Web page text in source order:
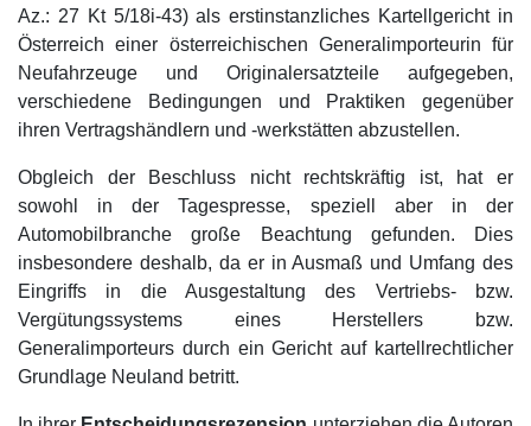
Az.: 27 Kt 5/18i-43) als erstinstanzliches Kartellgericht in
Österreich einer österreichischen Generalimporteurin für
Neufahrzeuge und Originalersatzteile aufgegeben,
verschiedene Bedingungen und Praktiken gegenüber
ihren Vertragshändlern und -werkstätten abzustellen.
Obgleich der Beschluss nicht rechtskräftig ist, hat er
sowohl in der Tagespresse, speziell aber in der
Automobilbranche große Beachtung gefunden. Dies
insbesondere deshalb, da er in Ausmaß und Umfang des
Eingriffs in die Ausgestaltung des Vertriebs- bzw.
Vergütungssystems eines Herstellers bzw.
Generalimporteurs durch ein Gericht auf kartellrechtlicher
Grundlage Neuland betritt.